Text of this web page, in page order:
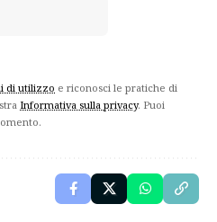
di utilizzo e riconosci le pratiche di
Informativa sulla privacy. Puoi